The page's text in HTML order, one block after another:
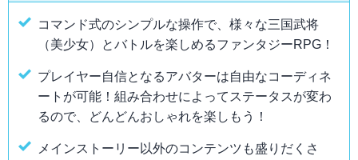
コマンド式のシンプルな操作で、様々な三国武将
（美少女）とバトルを楽しめるファンタジーRPG！
プレイヤー自信となるアバターは自由なコーディネ
ートが可能！組み合わせによってステータスが変わ
るので、どんどんおしゃれを楽しもう！
メインストーリー以外のコンテンツも盛りだくさ